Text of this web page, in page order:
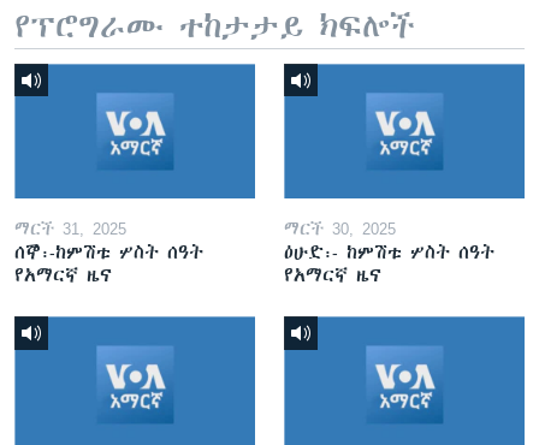
የፕሮግራሙ ተከታታይ ክፍሎች
ማርች 31, 2025
ሰኞ፡-ከምሽቱ ሦስት ሰዓት
የአማርኛ ዜና
ማርች 30, 2025
ዕሁድ፡- ከምሽቱ ሦስት ሰዓት
የአማርኛ ዜና